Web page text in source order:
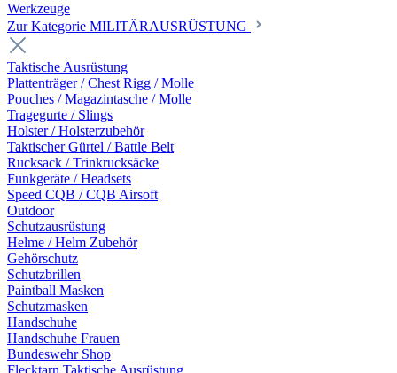
Werkzeuge
Zur Kategorie MILITÄRAUSRÜSTUNG
Taktische Ausrüstung
Plattenträger / Chest Rigg / Molle
Pouches / Magazintasche / Molle
Tragegurte / Slings
Holster / Holsterzubehör
Taktischer Gürtel / Battle Belt
Rucksack / Trinkrucksäcke
Funkgeräte / Headsets
Speed CQB / CQB Airsoft
Outdoor
Schutzausrüstung
Helme / Helm Zubehör
Gehörschutz
Schutzbrillen
Paintball Masken
Schutzmasken
Handschuhe
Handschuhe Frauen
Bundeswehr Shop
Flecktarn Taktische Ausrüstung